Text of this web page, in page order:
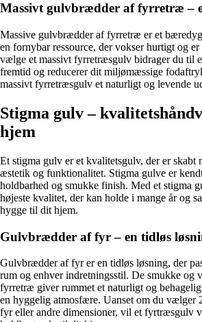
Massivt gulvbrædder af fyrretræ –
Massive gulvbrædder af fyrretræ er et
en fornybar ressource, der vokser hurtigt og
vælge et massivt fyrretræsgulv bidrager du til
fremtid og reducerer dit miljømæssige
massivt fyrretræsgulv et naturligt og levende
Stigma gulv –
hjem
Et stigma gulv er et kvalitetsgulv, der er skabt
æstetik og funktionalitet. Stigma gulve er
holdbarhed og smukke finish. Med et stigma
højeste kvalitet, der kan holde i mange år og
hygge til dit hjem.
Gulvbrædder af fyr – en tidløs
Gulvbrædder af fyr er en tidløs løsning, der
rum og enhver indretningsstil. De smukke og
fyrretræ giver rummet et naturligt og
en hyggelig atmosfære. Uanset om du vælger
fyr eller andre dimensioner, vil et fyrtræsgulv